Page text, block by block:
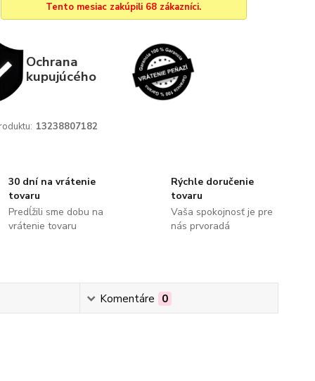
Tento mesiac zakúpili 68 zákazníci.
Ochrana
kupujúcého
13238807182
30 dní na vrátenie
tovaru
Predĺžili sme dobu na
vrátenie tovaru
Rýchle doručenie
tovaru
Vaša spokojnosť je pre
nás prvoradá
Komentáre 0